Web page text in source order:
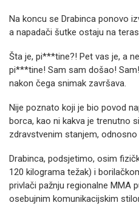
Na koncu se Drabinca ponovo
a napadači šutke ostaju na
Šta je, pi***tine?! Pet vas je, a
pi***tine! Sam sam došao!
nakon čega snimak završava.
Nije poznato koji je bio povod
borca, kao ni kakva je trenutno
zdravstvenim stanjem,
Drabinca, podsjetimo, osim
120 kilograma težak) i
privlači pažnju regionalne MMA
osebujnim komunikacijskim